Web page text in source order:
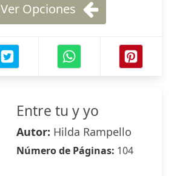
Ver Opciones
Entre tu y yo
Autor: Hilda Rampello
Número de Páginas: 104